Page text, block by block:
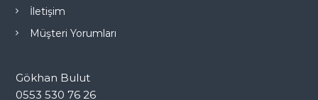
İletişim
Müşteri Yorumları
Gökhan Bulut
0553 530 76 26